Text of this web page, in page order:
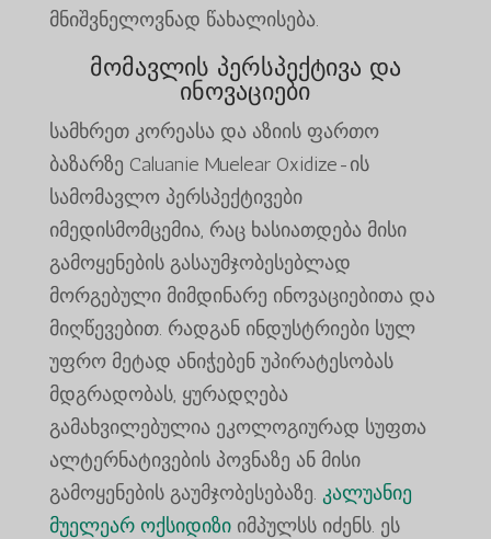
მნიშვნელოვნად წახალისება.
მომავლის პერსპექტივა და
ინოვაციები
სამხრეთ კორეასა და აზიის ფართო
ბაზარზე Caluanie Muelear Oxidize-ის
სამომავლო პერსპექტივები
იმედისმომცემია, რაც ხასიათდება მისი
გამოყენების გასაუმჯობესებლად
მორგებული მიმდინარე ინოვაციებითა და
მიღწევებით. რადგან ინდუსტრიები სულ
უფრო მეტად ანიჭებენ უპირატესობას
მდგრადობას, ყურადღება
გამახვილებულია ეკოლოგიურად სუფთა
ალტერნატივების პოვნაზე ან მისი
გამოყენების გაუმჯობესებაზე. კალუანიე
მუელეარ ოქსიდიზიიმპულსს იძენს. ეს